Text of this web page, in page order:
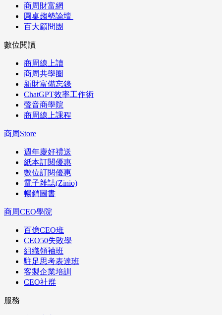
商周財富網
圓桌趨勢論壇
百大顧問團
數位閱讀
商周線上讀
商周共學圈
新財富備忘錄
ChatGPT效率工作術
聲音商學院
商周線上課程
商周Store
週年慶好禮送
紙本訂閱優惠
數位訂閱優惠
電子雜誌(Zinio)
暢銷圖書
商周CEO學院
百億CEO班
CEO50失敗學
組織領袖班
駐足思考表達班
客製企業培訓
CEO社群
服務